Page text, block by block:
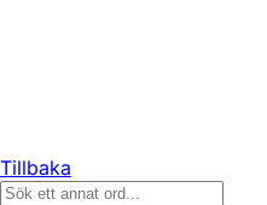
Tillbaka